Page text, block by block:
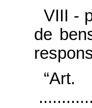
VIII -
de